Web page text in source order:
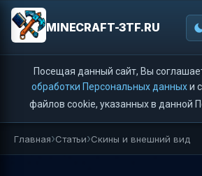
MINECRAFT-3TF.RU
Посещая данный сайт, Вы
обработки Персональных данныхи
файлов cookie, указанных в данной
Главная Статьи Скины и внешний вид